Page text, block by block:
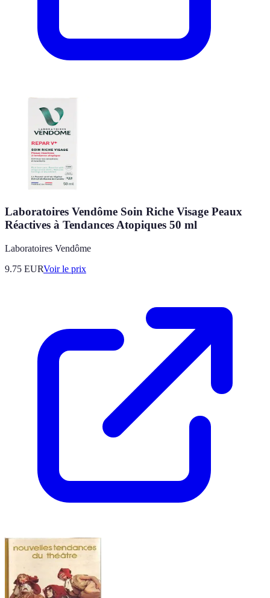
Laboratoires Vendôme Soin Riche Visage Peaux
Réactives à Tendances Atopiques 50 ml
Laboratoires Vendôme
9.75 EURVoir le prix